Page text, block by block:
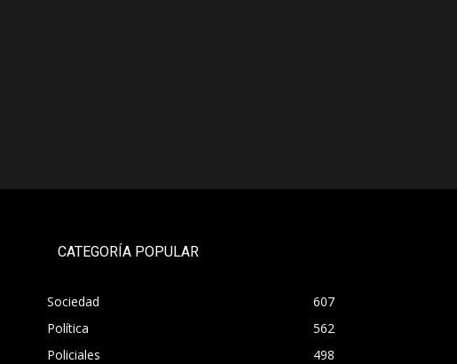
CATEGORÍA POPULAR
Sociedad
607
Política
562
Policiales
498